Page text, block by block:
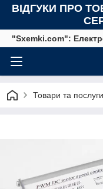
ВІДГУКИ ПРО
"Sxemki.com":
Товари та послуги